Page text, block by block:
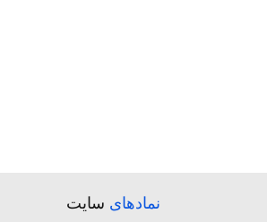
نمادهای سایت